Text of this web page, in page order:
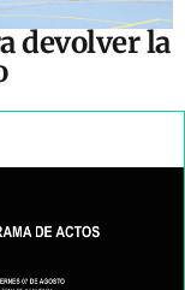
devolver la